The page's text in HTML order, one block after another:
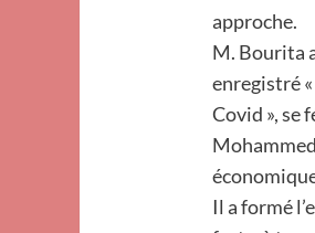
approche.
M. Bourita
enregistré
Covid », se
Il a formé